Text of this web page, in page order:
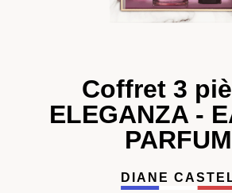
Coffret 3
ELEGANZA -
PARFUM
DIANE